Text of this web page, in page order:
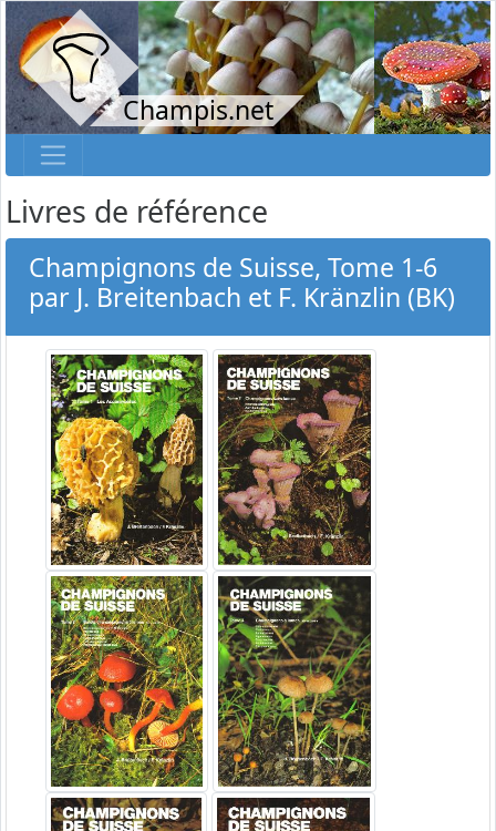
Champis.net
Livres de référence
Champignons de Suisse, Tome 1-6
par J. Breitenbach et F. Kränzlin (BK)